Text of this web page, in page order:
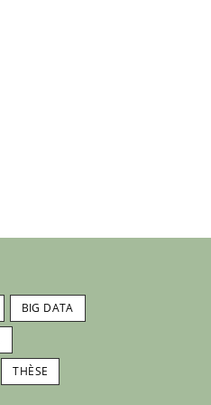
BIG DATA
THÈSE